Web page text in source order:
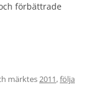
förbättrade
märktes2011,följa